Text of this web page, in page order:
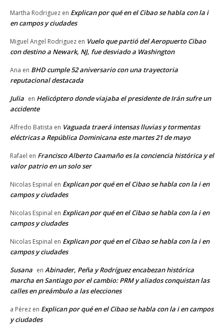
Martha Rodriguez en Explican por qué en el Cibao se habla con la i
en campos y ciudades
Miguel Angel Rodriguez en Vuelo que partió del Aeropuerto Cibao
con destino a Newark, NJ, fue desviado a Washington
Ana en BHD cumple 52 aniversario con una trayectoria
reputacional destacada
Julia en Helicóptero donde viajaba el presidente de Irán sufre un
accidente
Alfredo Batista en Vaguada traerá intensas lluvias y tormentas
eléctricas a República Dominicana este martes 21 de mayo
Rafael en Francisco Alberto Caamaño es la conciencia histórica y el
valor patrio en un solo ser
Nicolas Espinal en Explican por qué en el Cibao se habla con la i en
campos y ciudades
Nicolas Espinal en Explican por qué en el Cibao se habla con la i en
campos y ciudades
Nicolas Espinal en Explican por qué en el Cibao se habla con la i en
campos y ciudades
Susana en Abinader, Peña y Rodríguez encabezan histórica
marcha en Santiago por el cambio: PRM y aliados conquistan las
calles en preámbulo a las elecciones
a Pérez en Explican por qué en el Cibao se habla con la i en campos
y ciudades